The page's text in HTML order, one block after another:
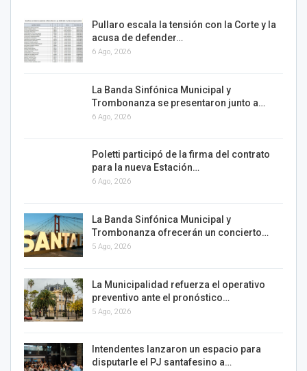
Pullaro escala la tensión con la Corte y la
acusa de defender…
6 Ago, 2026
La Banda Sinfónica Municipal y
Trombonanza se presentaron junto a…
6 Ago, 2026
Poletti participó de la firma del contrato
para la nueva Estación…
6 Ago, 2026
La Banda Sinfónica Municipal y
Trombonanza ofrecerán un concierto…
5 Ago, 2026
La Municipalidad refuerza el operativo
preventivo ante el pronóstico…
5 Ago, 2026
Intendentes lanzaron un espacio para
disputarle el PJ santafesino a…